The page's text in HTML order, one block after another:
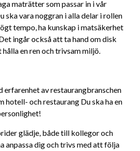
maträtter som passar in i vår
ska vara noggran i alla delar i rollen
tempo, ha kunskap i matsäkerhet
ingår också att ta hand om disk
en ren och trivsam miljö.
erfarenhet av restaurangbranschen
hotell- och restaurang Du ska ha en
glädje, både till kollegor och
anpassa dig och trivs med att följa